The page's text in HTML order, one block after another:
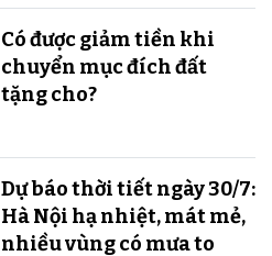
Có được giảm tiền khi
chuyển mục đích đất
tặng cho?
Dự báo thời tiết ngày 30/7:
Hà Nội hạ nhiệt, mát mẻ,
nhiều vùng có mưa to